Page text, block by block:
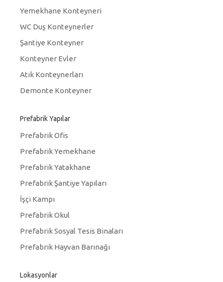
Yemekhane Konteyneri
WC Duş Konteynerler
Şantiye Konteyner
Konteyner Evler
Atık Konteynerları
Demonte Konteyner
Prefabrik Yapılar
Prefabrik Ofis
Prefabrik Yemekhane
Prefabrik Yatakhane
Prefabrik Şantiye Yapıları
İşçi Kampı
Prefabrik Okul
Prefabrik Sosyal Tesis Binaları
Prefabrik Hayvan Barınağı
Lokasyonlar